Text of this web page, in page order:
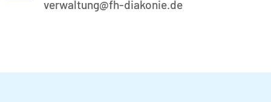
verwaltung@fh-diakonie.de